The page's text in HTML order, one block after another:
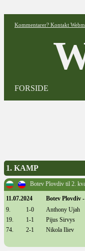
Kommentarer? Kontakt
FORSIDE
1. KAMP
Botev Plovdiv til 2.
11.07.2024 Botev Plovdiv
9.
1-0 Anthony Ujah
19.
1-1 Pijus Sirvys
74.
2-1 Nikola Iliev